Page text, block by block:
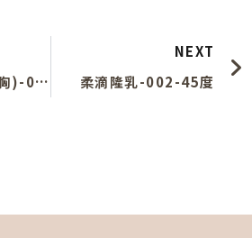
自體脂肪隆乳(豐胸)-007-右側
NEXT
柔滴隆乳-002-45度